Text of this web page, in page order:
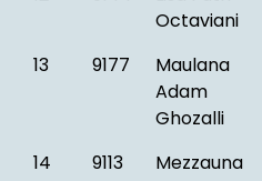
Octaviani
13 9177
Maulana
Adam
Ghozalli
14 9113
Mezzauna